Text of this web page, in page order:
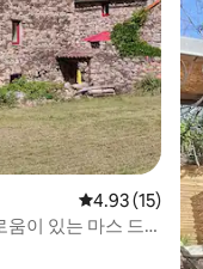
평점 4.93점(5
4.93 (15)
이 있는 마스 드